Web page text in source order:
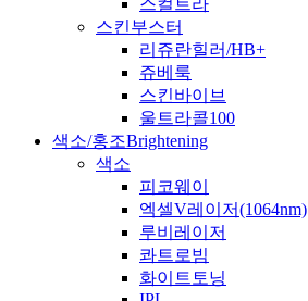
스킨부스터
리쥬란힐러/HB+
쥬베룩
스킨바이브
울트라콜100
색소/홍조Brightening
색소
피코웨이
엑셀V레이저(1064nm)
루비레이저
콰트로빔
화이트토닝